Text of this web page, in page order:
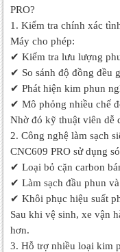
PRO?
1. Kiểm tra chính xác
Máy cho phép:
✔ Kiểm tra lưu lượng
✔ So sánh độ đồng đều
✔ Phát hiện kim phun
✔ Mô phỏng nhiều chế
Nhờ đó kỹ thuật viên dễ
2. Công nghệ làm sạch
CNC609 PRO sử dụng
✔ Loại bỏ cặn carbon
✔ Làm sạch đầu phun
✔ Khôi phục hiệu suất
Sau khi vệ sinh, xe vận
hơn.
3. Hỗ trợ nhiều loại kim